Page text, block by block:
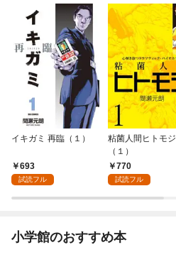
イキガミ 再臨（１）
693
試読フル
粘菌人間ヒトモジ
（１）
770
試読フル
小学館のおすすめ本